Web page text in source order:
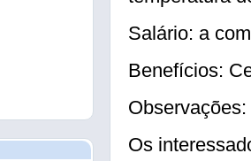
Salário: a
Benefícios:
Observações:
Os